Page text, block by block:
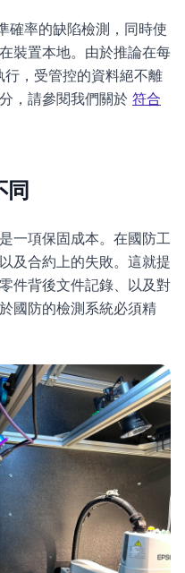
確率的缺陷檢測，同時使
裝置本地。由於推論在每
，受管控的資料絕不離
，請參閱我們關於 符合
同
一項保固成本。在國防工
及合約上的失敗。這就提
件背後文件記錄、以及對
國防的檢測系統必須精